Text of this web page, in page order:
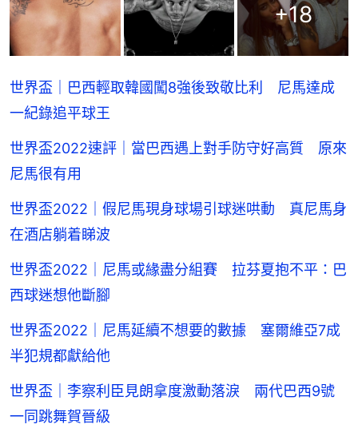
+18
世界盃｜巴西輕取韓國闖8強後致敬比利 尼馬達成
一紀錄追平球王
世界盃2022速評｜當巴西遇上對手防守好高質 原來
尼馬很有用
世界盃2022｜假尼馬現身球場引球迷哄動 真尼馬身
在酒店躺着睇波
世界盃2022｜尼馬或緣盡分組賽 拉芬夏抱不平：巴
西球迷想他斷腳
世界盃2022｜尼馬延續不想要的數據 塞爾維亞7成
半犯規都獻給他
世界盃｜李察利臣見朗拿度激動落淚 兩代巴西9號
一同跳舞賀晉級